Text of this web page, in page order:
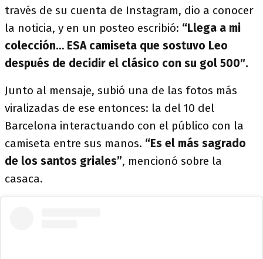
través de su cuenta de Instagram, dio a conocer
la noticia, y en un posteo escribió: “Llega a mi
colección… ESA camiseta que sostuvo Leo
después de decidir el clásico con su gol 500″.
Junto al mensaje, subió una de las fotos más
viralizadas de ese entonces: la del 10 del
Barcelona interactuando con el público con la
camiseta entre sus manos. “Es el más sagrado
de los santos griales”, mencionó sobre la
casaca.